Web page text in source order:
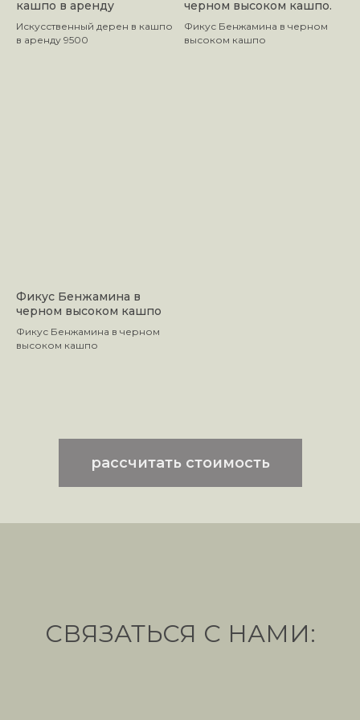
кашпо в аренду
Искусственный дерен в кашпо
в аренду 9500
черном высоком кашпо.
Фикус Бенжамина в черном
высоком кашпо
Фикус Бенжамина в
черном высоком кашпо
Фикус Бенжамина в черном
высоком кашпо
рассчитать стоимость
СВЯЗАТЬСЯ С НАМИ: